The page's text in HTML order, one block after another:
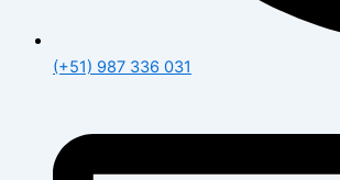
(+51) 987 336 031